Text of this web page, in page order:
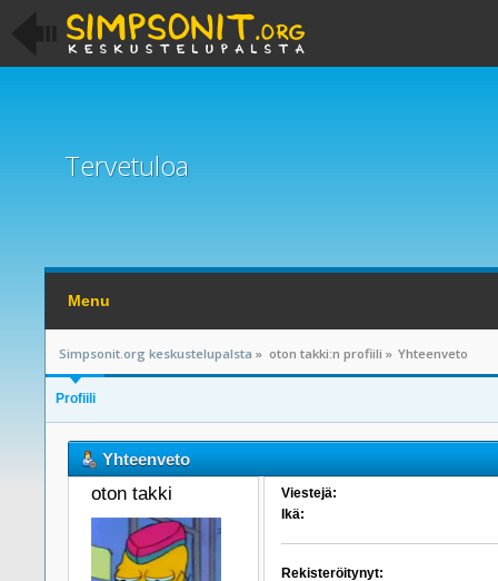
Tervetuloa
Menu
Simpsonit.org keskustelupalsta » oton takki:n profiili » Yhteenveto
Profiili
Yhteenveto
oton takki
Viestejä:
Ikä:
Rekisteröitynyt: